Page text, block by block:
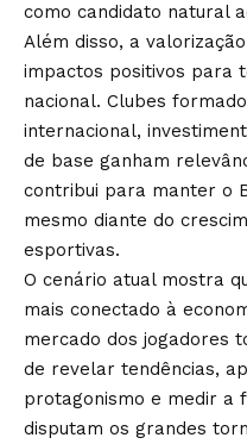
como candidato natural
Além disso, a
impactos positivos para
nacional. Clubes
internacional,
de base ganham
contribui para manter o
mesmo diante do
esportivas.
O cenário atual mostra
mais conectado à
mercado dos jogadores
de revelar tendências,
protagonismo e medir a
disputam os grandes